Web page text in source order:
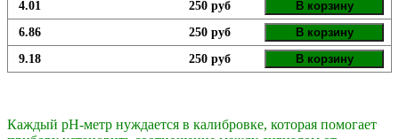
4.01 250 руб В корзину
6.86 250 руб В корзину
9.18 250 руб В корзину
Каждый рН-метр нуждается в калибровке, которая помогает